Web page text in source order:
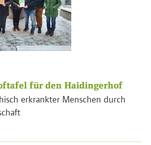
für den Haidingerhof
erkrankter Menschen durch